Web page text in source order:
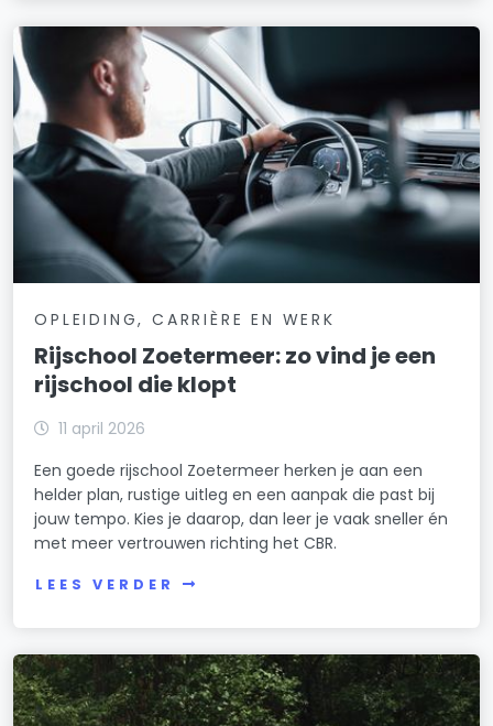
OPLEIDING, CARRIÈRE EN WERK
Rijschool Zoetermeer: zo vind je een
rijschool die klopt
11 april 2026
Een goede rijschool Zoetermeer herken je aan een
helder plan, rustige uitleg en een aanpak die past bij
jouw tempo. Kies je daarop, dan leer je vaak sneller én
met meer vertrouwen richting het CBR.
LEES VERDER